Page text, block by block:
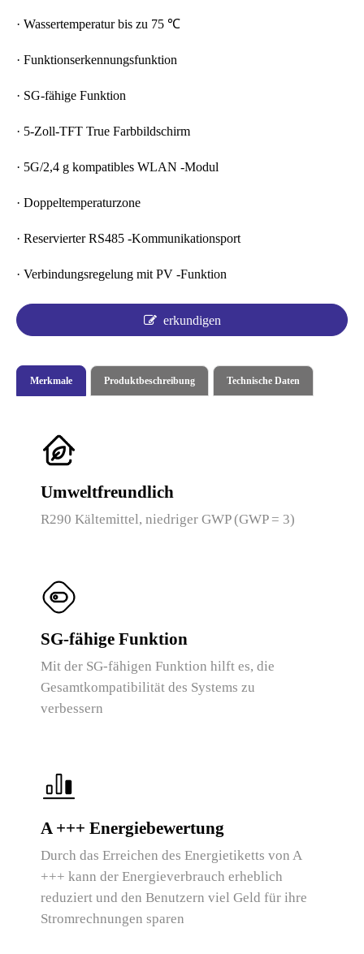
· Wassertemperatur bis zu 75 ℃
· Funktionserkennungsfunktion
· SG-fähige Funktion
· 5-Zoll-TFT True Farbbildschirm
· 5G/2,4 g kompatibles WLAN -Modul
· Doppeltemperaturzone
· Reservierter RS485 -Kommunikationsport
· Verbindungsregelung mit PV -Funktion
erkundigen
Merkmale Produktbeschreibung Technische Daten
Umweltfreundlich
R290 Kältemittel, niedriger GWP (GWP = 3)
SG-fähige Funktion
Mit der SG-fähigen Funktion hilft es, die
Gesamtkompatibilität des Systems zu
verbessern
A +++ Energiebewertung
Durch das Erreichen des Energietiketts von A
+++ kann der Energieverbrauch erheblich
reduziert und den Benutzern viel Geld für ihre
Stromrechnungen sparen